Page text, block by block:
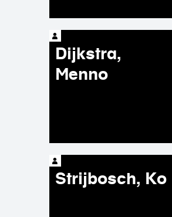
Dijkstra,
Menno
Strijbosch, Ko